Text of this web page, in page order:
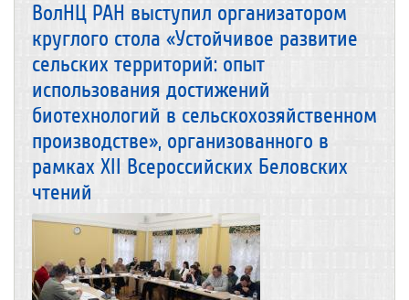
ВолНЦ РАН выступил организатором
круглого стола «Устойчивое развитие
сельских территорий: опыт
использования достижений
биотехнологий в сельскохозяйственном
производстве», организованного в
рамках XII Всероссийских Беловских
чтений